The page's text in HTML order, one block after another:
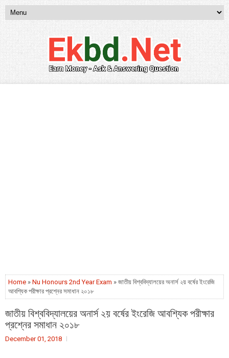
Home » Nu Honours 2nd Year Exam » জাতীয় বিশ্ববিদ্যালয়ের অনার্স ২য় বর্ষের ইংরেজি
আবশ্যিক পরীক্ষার প্রশ্নের সমাধান ২০১৮
জাতীয় বিশ্ববিদ্যালয়ের অনার্স ২য় বর্ষের ইংরেজি আবশ্যিক পরীক্ষার
প্রশ্নের সমাধান ২০১৮
December 01, 2018